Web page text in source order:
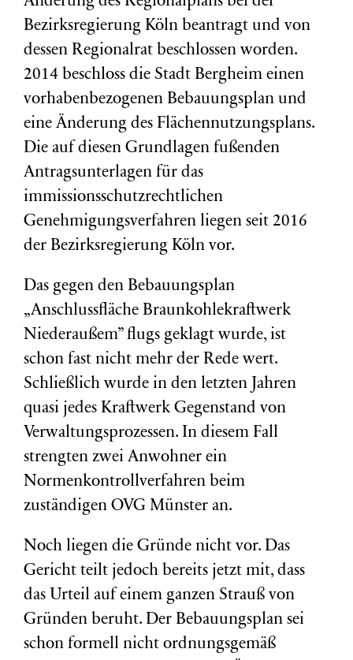
Bezirksregierung Köln beantragt und von
dessen Regionalrat beschlossen worden.
2014 beschloss die Stadt Bergheim einen
vorhabenbezogenen Bebauungsplan und
eine Änderung des Flächennutzungsplans.
Die auf diesen Grundlagen fußenden
Antragsunterlagen für das
immissionsschutzrechtlichen
Genehmigungsverfahren liegen seit 2016
der Bezirksregierung Köln vor.
Das gegen den Bebauungsplan
„Anschlussfläche Braunkohlekraftwerk
Niederaußem” flugs geklagt wurde, ist
schon fast nicht mehr der Rede wert.
Schließlich wurde in den letzten Jahren
quasi jedes Kraftwerk Gegenstand von
Verwaltungsprozessen. In diesem Fall
strengten zwei Anwohner ein
Normenkontrollverfahren beim
zuständigen OVG Münster an.
Noch liegen die Gründe nicht vor. Das
Gericht teilt jedoch bereits jetzt mit, dass
das Urteil auf einem ganzen Strauß von
Gründen beruht. Der Bebauungsplan sei
schon formell nicht ordnungsgemäß